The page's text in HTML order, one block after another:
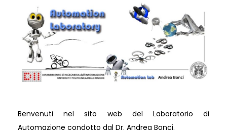
Benvenuti nel sito web del Laboratorio di
Automazione condotto dal Dr. Andrea Bonci.